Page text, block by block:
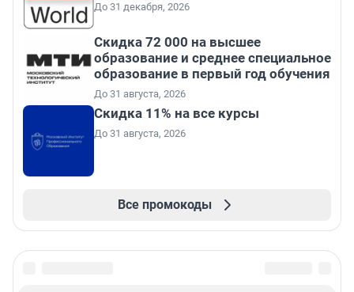
До 31 декабря, 2026
Скидка 72 000 на высшее
образование и среднее специальное
образование в первый год обучения
До 31 августа, 2026
Скидка 11% на все курсы
До 31 августа, 2026
Все промокоды